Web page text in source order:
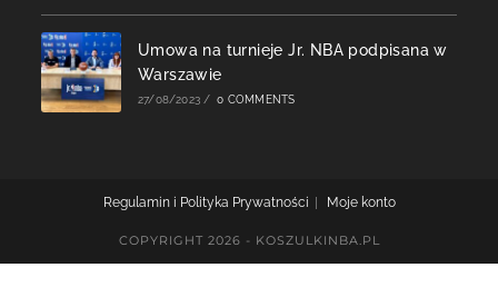
Umowa na turnieje Jr. NBA podpisana w
Warszawie
27/08/2023 / 0 COMMENTS
Regulamin i Polityka Prywatności Moje konto
COPYRIGHT 2026 - KOSZULKINBA.PL